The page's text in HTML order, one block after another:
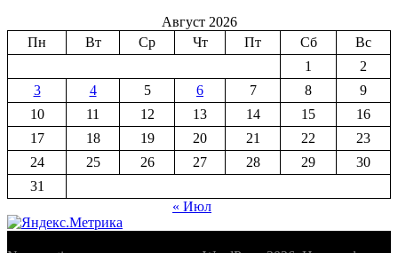
Август 2026
Пн
Вт Ср Чт Пт Сб
Вс
1
2
3
4 5 6 7 8
9
10
11 12 13 14 15
16
17
18 19 20 21 22
23
24
25 26 27 28 29
30
31
« Июл